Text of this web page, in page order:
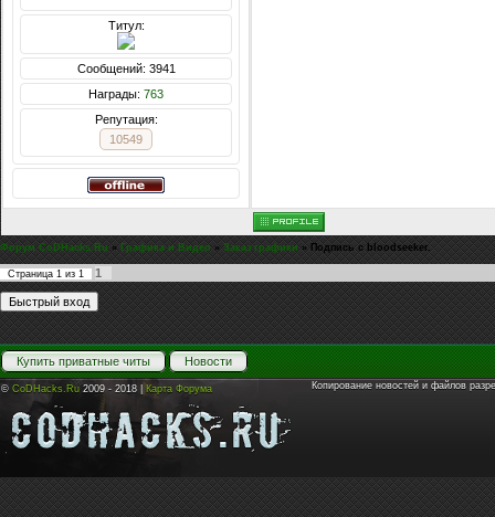
Титул:
Сообщений: 3941
Награды: 763
Репутация:
10549
Форум CoDHacks.Ru » Графика и Видео » Заказ графики » Подпись с bloodseeker.
Страница 1 из 1 1
Купить приватные читы Новости
© CoDHacks.Ru 2009 - 2018 | Карта Форума Копирование новостей и файлов